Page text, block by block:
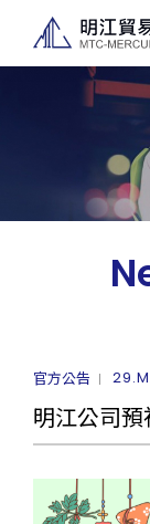
官方公告
明江公司